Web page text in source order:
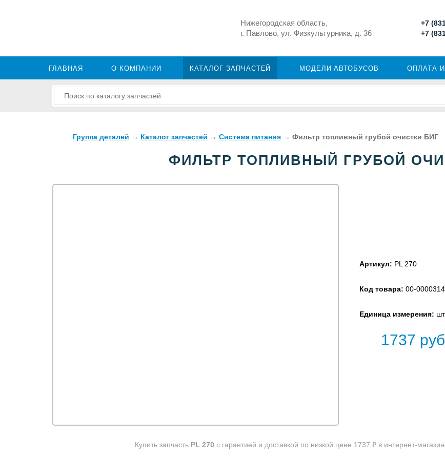
Группа деталей → Каталог запчастей → Система питания → Фильтр топливный грубой очистки БИГ
ФИЛЬТР ТОПЛИВНЫЙ ГРУБОЙ
Артикул: PL 270
Код товара: 00-
Единица измерения: шт
1737
Купить запчасть PL 270 с гарантией и доставкой по низкой цене 1737 ₽ в интернет-
Нижегородская область,
г. Павлово, ул. Физкультурника, д. 36
+7
+7
ГЛАВНАЯ О КОМПАНИИ КАТАЛОГ ЗАПЧАСТЕЙ МОДЕЛИ АВТОБУСОВ ОПЛАТА